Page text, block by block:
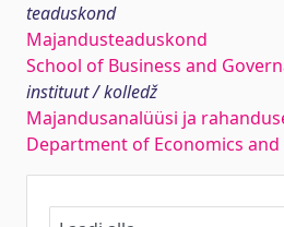
teaduskond
Majandusteaduskond
School of Business and
instituut / kolledž
Majandusanalüüsi ja
Department of Economics and